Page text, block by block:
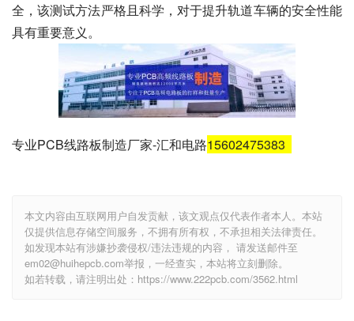
全，该测试方法严格且科学，对于提升轨道车辆的安全性能
具有重要意义。
专业PCB线路板制造厂家-汇和电路15602475383
本文内容由互联网用户自发贡献，该文观点仅代表作者本人。本站
仅提供信息存储空间服务，不拥有所有权，不承担相关法律责任。
如发现本站有涉嫌抄袭侵权/违法违规的内容， 请发送邮件至
em02@huihepcb.com举报，一经查实，本站将立刻删除。
如若转载，请注明出处：https://www.222pcb.com/3562.html